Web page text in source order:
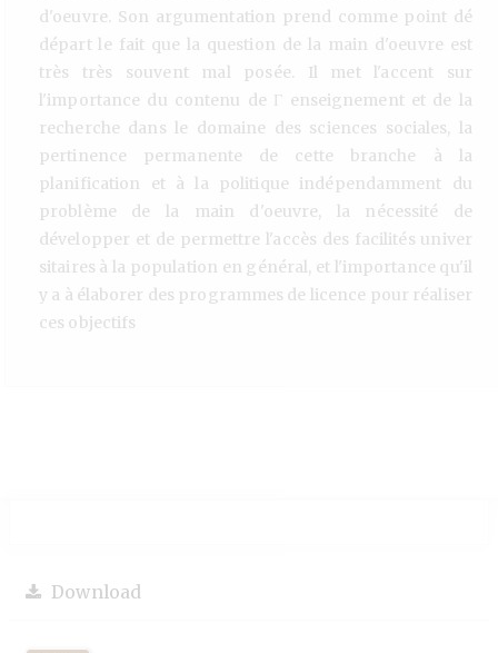
d'oeuvre. Son argumentation prend comme point dé
départ le fait que la question de la main d'oeuvre est
très très souvent mal posée. Il met l'accent sur
l'importance du contenu de Γ enseignement et de la
recherche dans le domaine des sciences sociales, la
pertinence permanente de cette branche à la
planification et à la politique indépendamment du
problème de la main d'oeuvre, la nécessité de
développer et de permettre l'accès des facilités univer
sitaires à la population en général, et l'importance qu'il
y a à élaborer des programmes de licence pour réaliser
ces objectifs
Download